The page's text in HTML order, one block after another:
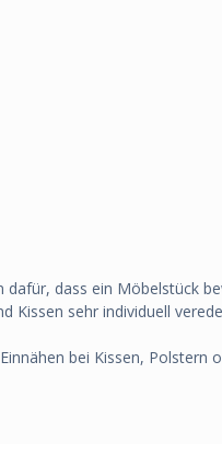
dafür, dass ein Möbelstück
Kissen sehr individuell
bei Kissen, Polstern